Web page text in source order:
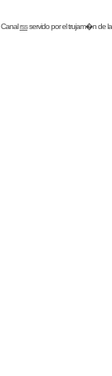
Canalrssservido por eltrujam�nde